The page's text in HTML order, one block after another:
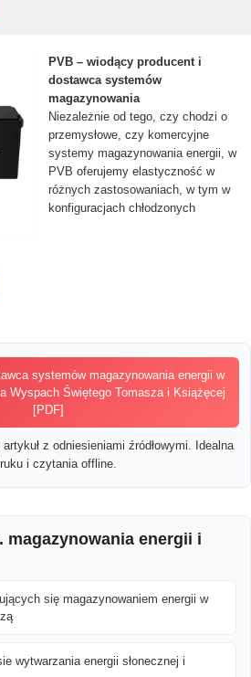
PVB – wiodący producent i
dostawca systemów
magazynowania
Niezależnie od tego, czy chodzi o
przemysłowe, czy komercyjne
systemy magazynowania energii, w
PVB oferujemy elastyczność w
różnych zastosowaniach, w tym w
konfiguracjach chłodzonych
systemów magazynowania energii w
Wyspach Świętego Tomasza i Książęcej
[PDF]
z odniesieniami źródłowymi. Idealna
i czytania offline.
magazynowania energii i
się magazynowaniem energii w
wytwarzania energii słonecznej i